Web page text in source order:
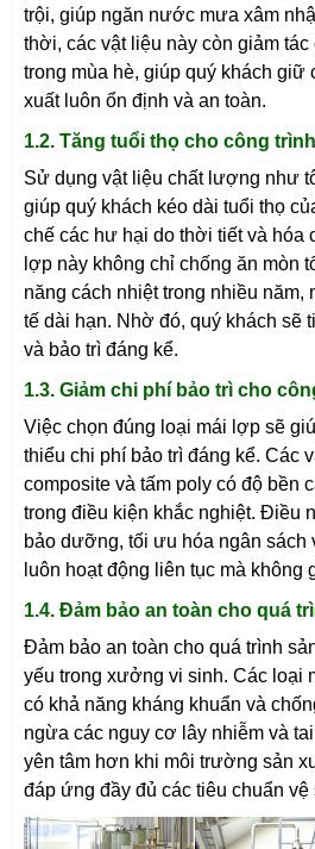
trội, giúp ngăn nước mưa xâm
thời, các vật liệu này còn giảm
trong mùa hè, giúp quý khách giữ
xuất luôn ổn định và an toàn.
1.2. Tăng tuổi thọ cho công
Sử dụng vật liệu chất lượng như
giúp quý khách kéo dài tuổi thọ
chế các hư hại do thời tiết và hóa
lợp này không chỉ chống ăn mòn
năng cách nhiệt trong nhiều năm,
tế dài hạn. Nhờ đó, quý khách sẽ
và bảo trì đáng kể.
1.3. Giảm chi phí bảo trì cho
Việc chọn đúng loại mái lợp sẽ
thiểu chi phí bảo trì đáng kể. Các
composite và tấm poly có độ bền
trong điều kiện khắc nghiệt. Điều
bảo dưỡng, tối ưu hóa ngân sách
luôn hoạt động liên tục mà không
1.4. Đảm bảo an toàn cho quá
Đảm bảo an toàn cho quá trình
yếu trong xưởng vi sinh. Các loại
có khả năng kháng khuẩn và
ngừa các nguy cơ lây nhiễm và
yên tâm hơn khi môi trường sản
đáp ứng đầy đủ các tiêu chuẩn vệ